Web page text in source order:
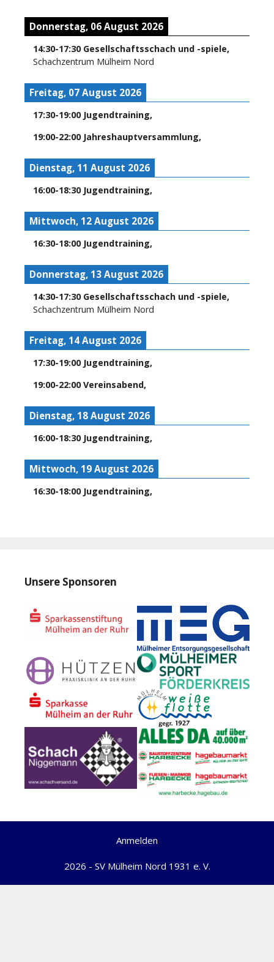
Donnerstag, 06 August 2026
14:30-17:30 Gesellschaftsschach und -spiele,
Schachzentrum Mülheim Nord
Freitag, 07 August 2026
17:30-19:00 Jugendtraining,
19:00-22:00 Jahreshauptversammlung,
Dienstag, 11 August 2026
16:00-18:30 Jugendtraining,
Mittwoch, 12 August 2026
16:30-18:00 Jugendtraining,
Donnerstag, 13 August 2026
14:30-17:30 Gesellschaftsschach und -spiele,
Schachzentrum Mülheim Nord
Freitag, 14 August 2026
17:30-19:00 Jugendtraining,
19:00-22:00 Vereinsabend,
Dienstag, 18 August 2026
16:00-18:30 Jugendtraining,
Mittwoch, 19 August 2026
16:30-18:00 Jugendtraining,
Unsere Sponsoren
Anmelden
2026 - SV Mülheim Nord 1931 e. V.